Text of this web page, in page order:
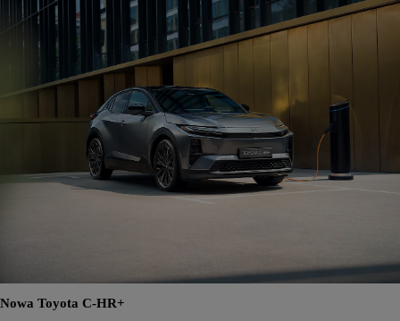
Nowa Toyota C-HR+